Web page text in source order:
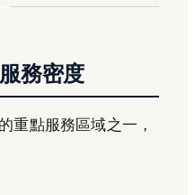
務密度
重點服務區域之一，